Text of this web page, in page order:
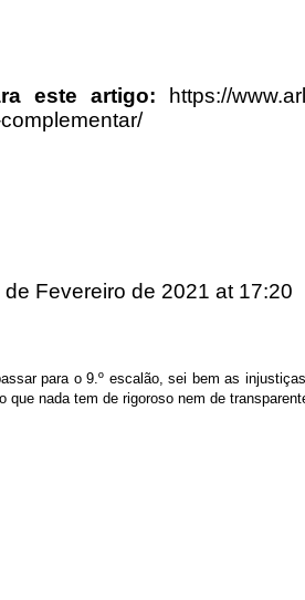
este artigo: https://
de Fevereiro de 2021 at 17:20
para o 9.º escalão, sei bem as
que nada tem de rigoroso nem de